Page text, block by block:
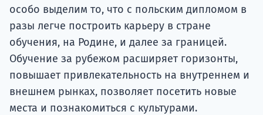
особо выделим то, что с польским дипломом в
разы легче построить карьеру в стране
обучения, на Родине, и далее за границей.
Обучение за рубежом расширяет горизонты,
повышает привлекательность на внутреннем и
внешнем рынках, позволяет посетить новые
места и познакомиться с культурами.